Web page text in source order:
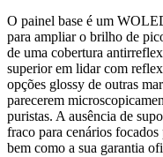
O painel base é um
para ampliar o brilho de
de uma cobertura
superior em lidar com
opções glossy de outras
parecerem
puristas. A ausência de
fraco para cenários
bem como a sua garantia